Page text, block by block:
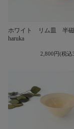
ホワイト リム皿 半
haruka
2,800円(税込